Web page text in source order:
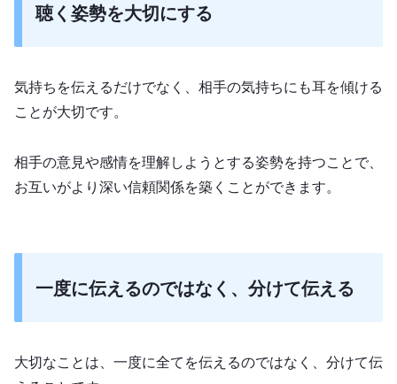
聴く姿勢を大切にする
気持ちを伝えるだけでなく、相手の気持ちにも耳を傾ける
ことが大切です。
相手の意見や感情を理解しようとする姿勢を持つことで、
お互いがより深い信頼関係を築くことができます。
一度に伝えるのではなく、分けて伝える
大切なことは、一度に全てを伝えるのではなく、分けて伝